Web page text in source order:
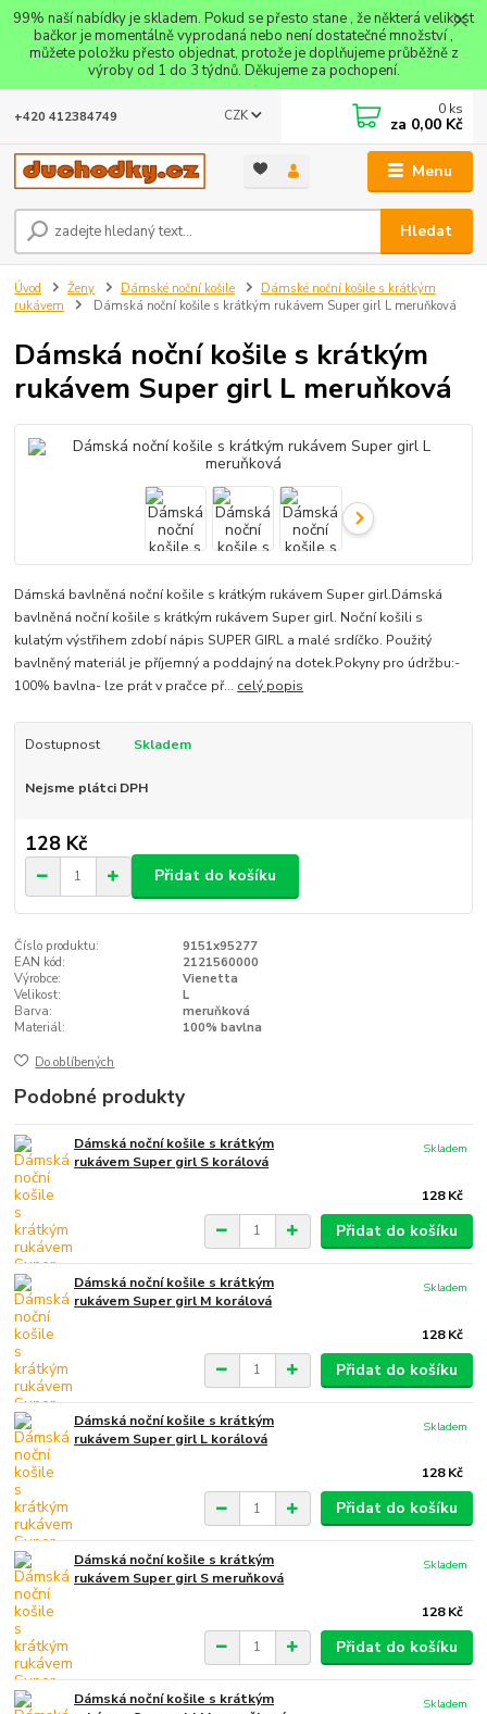
99% naší nabídky je skladem. Pokud se přesto stane , že některá velikost
bačkor je momentálně vyprodaná nebo není dostatečné množství ,
můžete položku přesto objednat, protože je doplňujeme průběžně z
výroby od 1 do 3 týdnů. Děkujeme za pochopení.
Menu
CZK
Hledat
+420 412384749 0 ks
za 0,00 Kč
Úvod Ženy Dámské noční košile
Dámské noční košile s krátkým
rukávem
Dámská noční košile s krátkým rukávem Super girl L meruňková
Dámská noční košile s krátkým
rukávem Super girl L meruňková
Dámská bavlněná noční košile s krátkým rukávem Super girl.Dámská
bavlněná noční košile s krátkým rukávem Super girl. Noční košili s
kulatým výstřihem zdobí nápis SUPER GIRL a malé srdíčko. Použitý
bavlněný materiál je příjemný a poddajný na dotek.Pokyny pro údržbu:-
100% bavlna- lze prát v pračce př... celý popis
Dostupnost Skladem
Nejsme plátci DPH
128 Kč
Přidat do košíku
Číslo produktu:
9151x95277
EAN kód:
2121560000
Výrobce:
Vienetta
Velikost:
L
Barva:
meruňková
Materiál:
100% bavlna
Do oblíbených
Podobné produkty
Dámská noční košile s krátkým
rukávem Super girl S korálová
128 Kč
Skladem
Přidat do košíku
Dámská noční košile s krátkým
rukávem Super girl M korálová
128 Kč
Skladem
Přidat do košíku
Dámská noční košile s krátkým
rukávem Super girl L korálová
128 Kč
Skladem
Přidat do košíku
Dámská noční košile s krátkým
rukávem Super girl S meruňková
128 Kč
Skladem
Přidat do košíku
Dámská noční košile s krátkým
Skladem